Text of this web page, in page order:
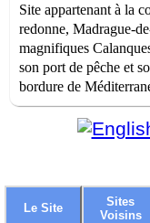
Site appartenant à la
redonne, Madrague-
magnifiques
son port de pêche et
bordure de
Le Site
Sites
Voisins